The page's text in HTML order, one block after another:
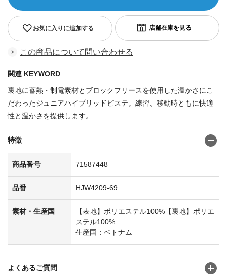
お気に入りに追加する
この商品について問い合わせる
関連 KEYWORD
裏地に蓄熱・制電素材とブロックフリースを使用した温かさにこ
だわったジュニアハイブリッドピステ。練習、移動時ともに快適
性と温かさを提供します。
特徴
商品番号 71587448
品番 HJW4209-69
素材・生産国
【表地】ポリエステル100%【裏地】ポリエ
ステル100%
生産国：ベトナム
よくあるご質問